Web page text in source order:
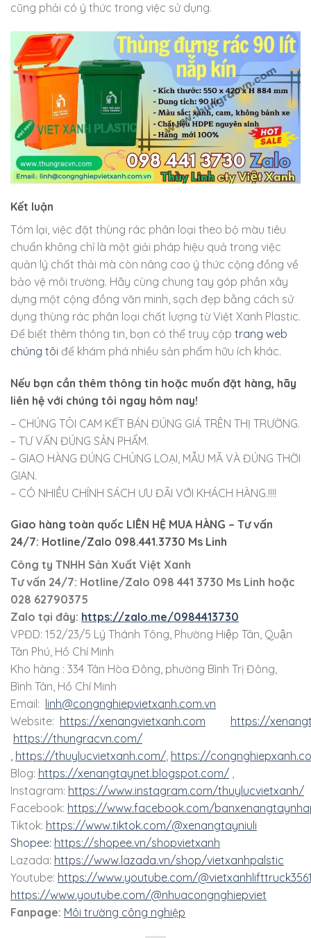
cũng phải có ý thức trong việc sử dụng.
Kết luận
Tóm lại, việc đặt thùng rác phân loại theo bộ màu tiêu
chuẩn không chỉ là một giải pháp hiệu quả trong việc
quản lý chất thải mà còn nâng cao ý thức cộng đồng về
bảo vệ môi trường. Hãy cùng chung tay góp phần xây
dựng một cộng đồng văn minh, sạch đẹp bằng cách sử
dụng thùng rác phân loại chất lượng từ Việt Xanh Plastic.
Để biết thêm thông tin, bạn có thể truy cập trang web
chúng tôi để khám phá nhiều sản phẩm hữu ích khác.
Nếu bạn cần thêm thông tin hoặc muốn đặt hàng, hãy
liên hệ với chúng tôi ngay hôm nay!
– CHÚNG TÔI CAM KẾT BÁN ĐÚNG GIÁ TRÊN THỊ TRƯỜNG.
– TƯ VẤN ĐÚNG SẢN PHẨM.
– GIAO HÀNG ĐÚNG CHỦNG LOẠI, MẪU MÃ VÀ ĐÚNG THỜI
GIAN.
– CÓ NHIỀU CHÍNH SÁCH ƯU ĐÃI VỚI KHÁCH HÀNG.!!!!
Giao hàng toàn quốc LIÊN HỆ MUA HÀNG – Tư vấn
24/7: Hotline/Zalo 098.441.3730 Ms Linh
Công ty TNHH Sản Xuất Việt Xanh
Tư vấn 24/7: Hotline/Zalo 098 441 3730 Ms Linh hoặc
028 62790375
Zalo tại đây: https://zalo.me/0984413730
VPĐD: 152/23/5 Lý Thánh Tông, Phường Hiệp Tân, Quận
Tân Phú, Hồ Chí Minh
Kho hàng : 334 Tân Hòa Đông, phường Bình Trị Đông,
Bình Tân, Hồ Chí Minh
Email: linh@congnghiepvietxanh.com.vn
Website: https://xenangvietxanh.com
https://
https://thungracvn.com/
, https://thuylucvietxanh.com/, https://
Blog: https://xenangtaynet.blogspot.com/ ,
Instagram: https://www.instagram.com/thuylucvietxanh/
Facebook: https://www.facebook.com/
Tiktok: https://www.tiktok.com/@xenangtayniuli
Shopee: https://shopee.vn/shopvietxanh
Lazada: https://www.lazada.vn/shop/vietxanhpalstic
Youtube: https://www.youtube.com/
https://www.youtube.com/@nhuacongnghiepviet
Fanpage: Môi trường công nghiệp